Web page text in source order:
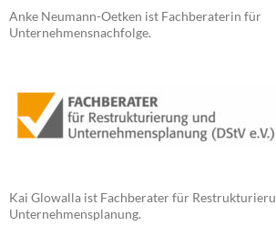
Anke Neumann-Oetken ist Fachberaterin für
Unternehmensnachfolge.
Kai Glowalla ist Fachberater für
Unternehmensplanung.